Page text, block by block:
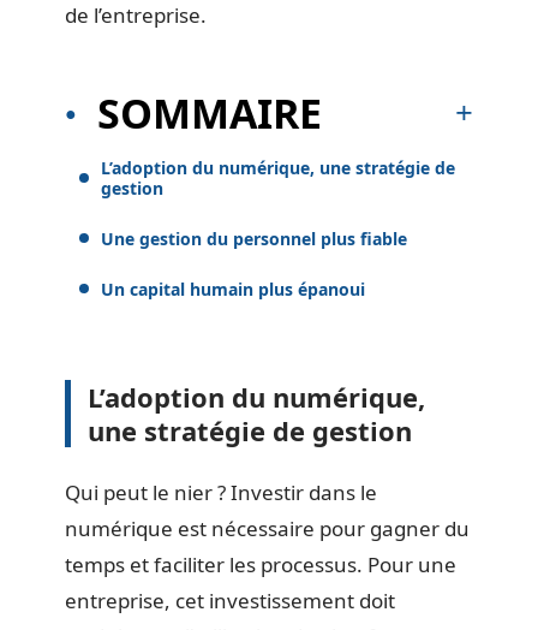
de l’entreprise.
SOMMAIRE
L’adoption du numérique, une stratégie de
gestion
Une gestion du personnel plus fiable
Un capital humain plus épanoui
L’adoption du numérique,
une stratégie de gestion
Qui peut le nier ? Investir dans le
numérique est nécessaire pour gagner du
temps et faciliter les processus. Pour une
entreprise, cet investissement doit